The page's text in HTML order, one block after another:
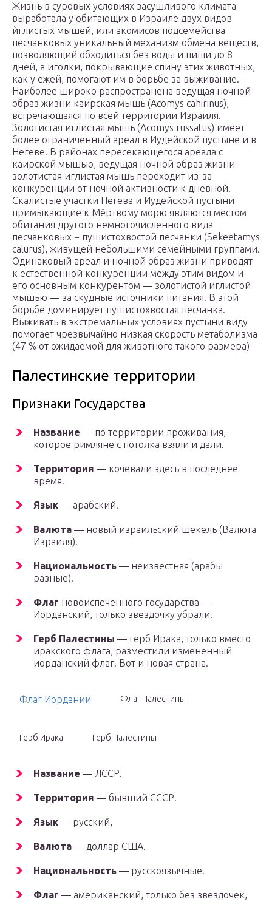
Жизнь в суровых условиях засушливого климата
выработала у обитающих в Израиле двух видов
ѝглистых мышей, или акомисов подсемейства
песчанковых уникальный механизм обмена веществ,
позволяющий обходиться без воды и пищи до 8
дней, а иголки, покрывающие спину этих животных,
как у ежей, помогают им в борьбе за выживание.
Наиболее широко распространена ведущая ночной
образ жизни каирская мышь (Acomys cahirinus),
встречающаяся по всей территории Израиля.
Золотистая иглистая мышь (Acomys russatus) имеет
более ограниченный ареал в Иудейской пустыне и в
Негеве. В районах пересекающегося ареала с
каирской мышью, ведущая ночной образ жизни
золотистая иглистая мышь переходит из-за
конкуренции от ночной активности к дневной.
Скалистые участки Негева и Иудейской пустыни
примыкающие к Мёртвому морю являются местом
обитания другого немногочисленного вида
песчанковых − пушистохвостой песчанки (Sekeetamys
calurus), живущей небольшими семейными группами.
Одинаковый ареал и ночной образ жизни приводят
к естественной конкуренции между этим видом и
его основным конкурентом — золотистой иглистой
мышью — за скудные источники питания. В этой
борьбе доминирует пушистохвостая песчанка.
Выживать в экстремальных условиях пустыни виду
помогает чрезвычайно низкая скорость метаболизма
(47 % от ожидаемой для животного такого размера)
Палестинские территории
Признаки Государства
Название — по территории проживания,
которое римляне с потолка взяли и дали.
Территория — кочевали здесь в последнее
время.
Язык — арабский.
Валюта — новый израильский шекель (Валюта
Израиля).
Национальность — неизвестная (арабы
разные).
Флаг новоиспеченного государства —
Иорданский, только звездочку убрали.
Герб Палестины — герб Ирака, только вместо
иракского флага, разместили измененный
иорданский флаг. Вот и новая страна.
Флаг Иордании Флаг Палестины
Герб Ирака Герб Палестины
Название — ЛССР.
Территория — бывший СССР.
Язык — русский,
Валюта — доллар США.
Национальность — русскоязычные.
Флаг — американский, только без звездочек,